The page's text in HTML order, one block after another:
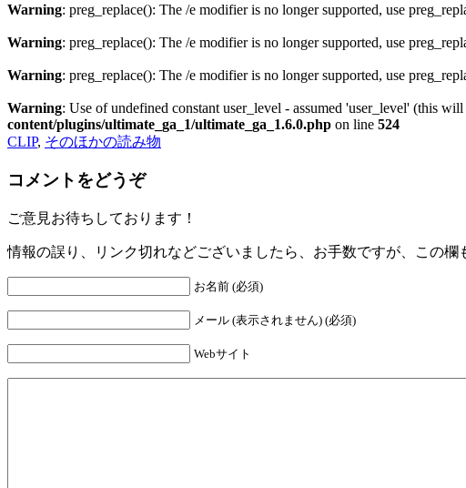
Warning: preg_replace(): The /e modifier is no longer supported, use
Warning: preg_replace(): The /e modifier is no longer supported, use
Warning: preg_replace(): The /e modifier is no longer supported, use
Warning: Use of undefined constant user_level - assumed 'user_level' (this
content/plugins/ultimate_ga_1/ultimate_ga_1.6.0.php on line 524
CLIP, そのほかの読み物
コメントをどうぞ
ご意見お待ちしております！
情報の誤り、リンク切れなどございましたら、お手数ですが、この欄
お名前 (必須)
メール (表示されません) (必須)
Webサイト